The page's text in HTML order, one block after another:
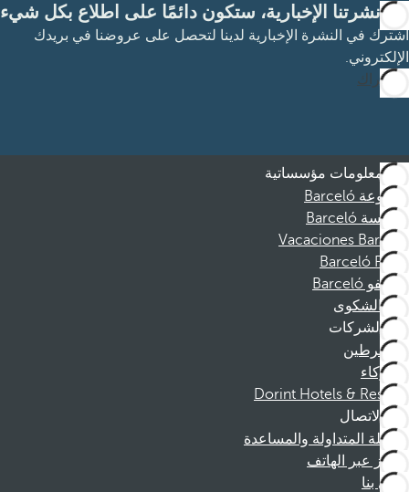
مع نشرتنا الإخبارية، ستكون دائمًا على اطلاع بكل شيء
اشترك في النشرة الإخبارية لدينا لتحصل على عروضنا في بريدك
الإلكتروني.
الاشتراك
معلومات مؤسساتية
مجموعة Barceló
مؤسسة Barceló
Vacaciones Barceló
Barceló Films
موظفو Barceló
قناة الشكوى
الشركات
المنخرطين
الشركاء
Dorint Hotels & Resorts
الاتصال
الأسئلة المتداولة والمساعدة
الحجز عبر الهاتف
اتصل بنا